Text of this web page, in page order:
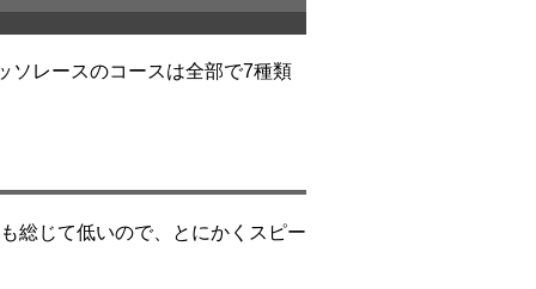
ソレースのコースは全部で7種類
総じて低いので、とにかくスピー